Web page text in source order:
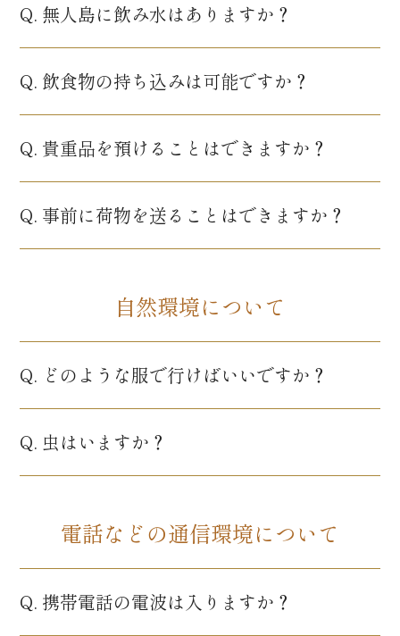
Q. 無人島に飲み水はありますか？
Q. 飲食物の持ち込みは可能ですか？
Q. 貴重品を預けることはできますか？
Q. 事前に荷物を送ることはできますか？
自然環境について
Q. どのような服で行けばいいですか？
Q. 虫はいますか？
電話などの通信環境について
Q. 携帯電話の電波は入りますか？